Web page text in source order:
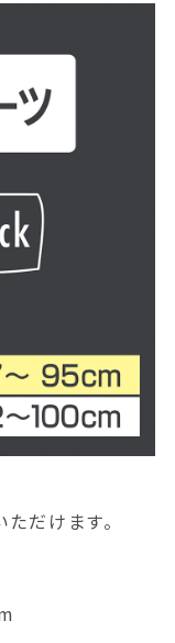
だけます。